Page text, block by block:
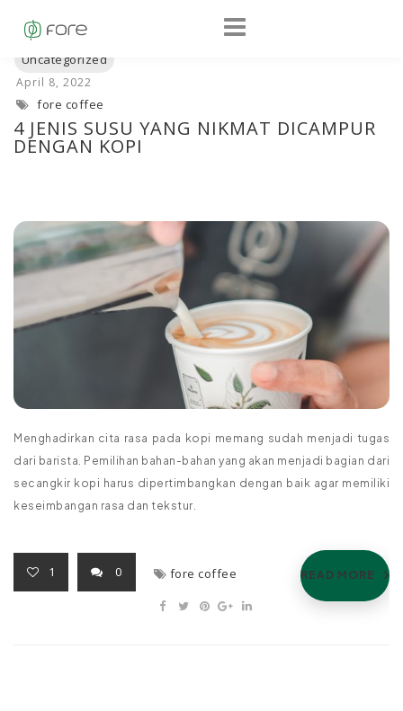
4 JENIS SUSU YANG NIKMAT DICAMPUR
DENGAN KOPI
fore coffee
Menghadirkan cita rasa pada kopi memang sudah menjadi tugas
dari barista. Pemilihan bahan-bahan yang akan menjadi bagian dari
secangkir kopi harus dipertimbangkan dengan baik agar memiliki
keseimbangan rasa dan tekstur.
READ MORE
1 0 fore coffee